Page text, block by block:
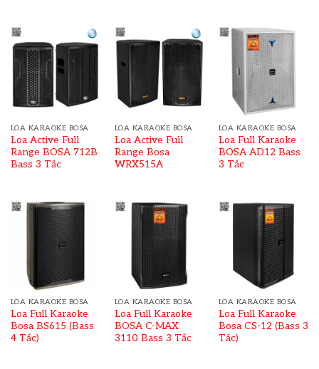
LOA KARAOKE BOSA
Loa Active Full
Range BOSA 712B
Bass 3 Tấc
LOA KARAOKE BOSA
Loa Active Full
Range Bosa
WRX515A
LOA KARAOKE BOSA
Loa Full Karaoke
BOSA AD12 Bass
3 Tấc
LOA KARAOKE BOSA
Loa Full Karaoke
Bosa BS615 (Bass
4 Tấc)
LOA KARAOKE BOSA
Loa Full Karaoke
BOSA C-MAX
3110 Bass 3 Tấc
LOA KARAOKE BOSA
Loa Full Karaoke
Bosa CS-12 (Bass 3
Tấc)